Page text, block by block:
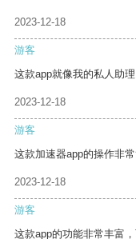
2023-12-18
游客
这款app就像我的私人助
2023-12-18
游客
这款加速器app的操作非
2023-12-18
游客
这款app的功能非常丰富